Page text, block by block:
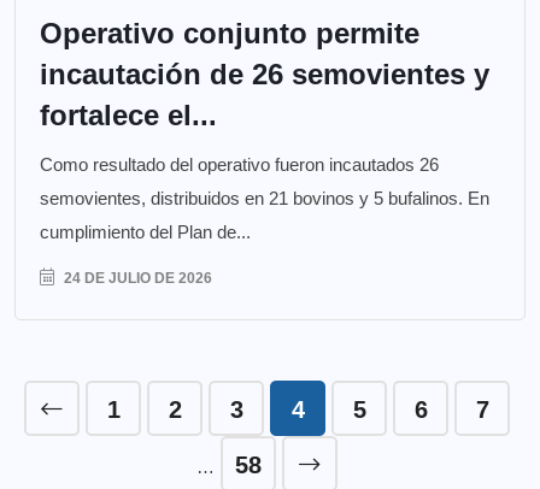
Operativo conjunto permite
incautación de 26 semovientes y
fortalece el...
Como resultado del operativo fueron incautados 26
semovientes, distribuidos en 21 bovinos y 5 bufalinos. En
cumplimiento del Plan de...
24 DE JULIO DE 2026
1 2 3 4 5 6 7
… 58